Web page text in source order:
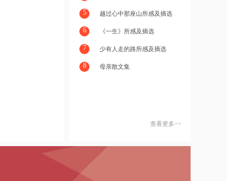
5 越过心中那座山所感及摘选
6 《一生》所感及摘选
7 少有人走的路所感及摘选
8 母亲散文集
查看更多>>